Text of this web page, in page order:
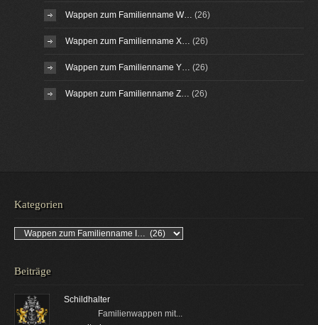
Wappen zum Familienname W… (26)
Wappen zum Familienname X… (26)
Wappen zum Familienname Y… (26)
Wappen zum Familienname Z… (26)
Kategorien
Kategorien
Beiträge
Schildhalter
Familienwappen mit...